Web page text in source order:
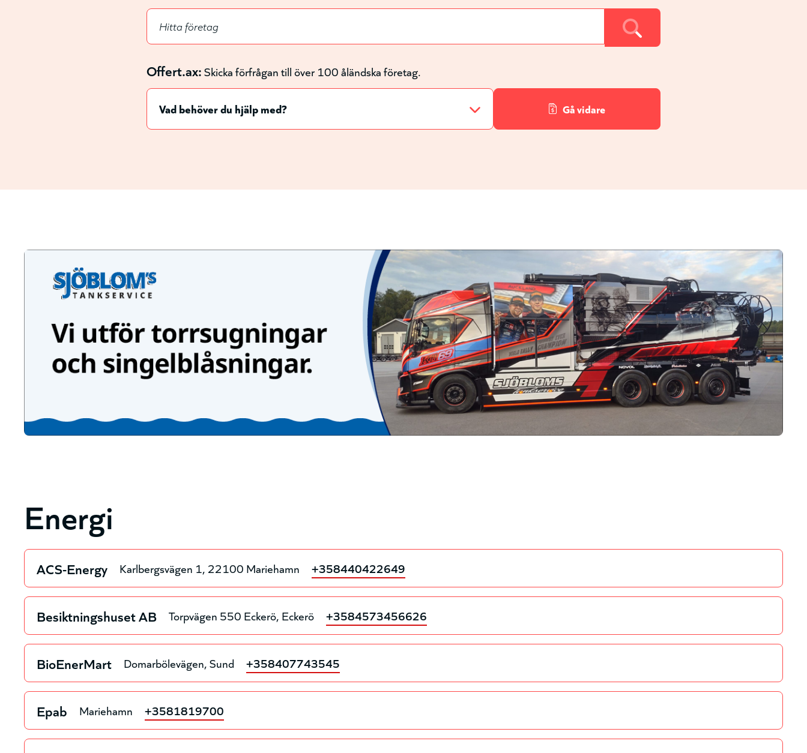
Offert.ax:Skicka förfrågan till över 100 åländska företag.
Gå vidare
Energi
ACS-Energy Karlbergsvägen 1, 22100 Mariehamn +358440422649
Besiktningshuset AB Torpvägen 550 Eckerö Eckerö +3584573456626
BioEnerMart Domarbölevägen Sund +358407743545
Epab Mariehamn +3581819700